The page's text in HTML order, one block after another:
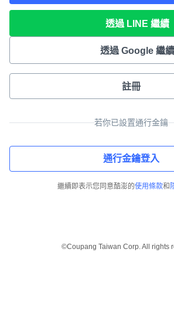
透過 LINE 繼續
透過 Google 繼續
註冊
若你已設置通行金鑰
通行金鑰登入
繼續即表示您同意酷澎的使用條款和
©Coupang Taiwan Corp. All rights